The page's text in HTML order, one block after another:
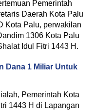
Pemerintah
Daerah Kota Palu
Kota Palu, perwakilan
1306 Kota Palu
Idul Fitri 1443 H.
Dana 1 Miliar Untuk
Pemerintah Kota
1443 H di Lapangan